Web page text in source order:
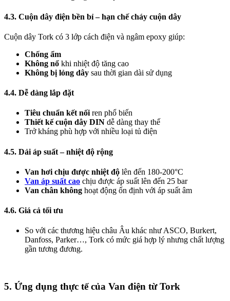
4.3. Cuộn dây điện bền bỉ – hạn chế cháy cuộn dây
Cuộn dây Tork có 3 lớp cách điện và ngâm epoxy giúp:
Chống ẩm
Không nổ khi nhiệt độ tăng cao
Không bị lỏng dây sau thời gian dài sử dụng
4.4. Dễ dàng lắp đặt
Tiêu chuẩn kết nối ren phổ biến
Thiết kế cuộn dây DIN dễ dàng thay thế
Trở kháng phù hợp với nhiều loại tủ điện
4.5. Dải áp suất – nhiệt độ rộng
Van hơi chịu được nhiệt độ lên đến 180-200°C
Van áp suất cao chịu được áp suất lên đến 25 bar
Van chân không hoạt động ổn định với áp suất âm
4.6. Giá cả tối ưu
So với các thương hiệu châu Âu khác như ASCO, Burkert,
Danfoss, Parker…, Tork có mức giá hợp lý nhưng chất lượng
gần tương đương.
5. Ứng dụng thực tế của Van điện từ Tork